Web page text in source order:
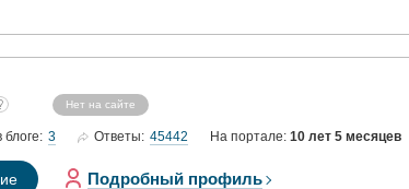
Нет на сайте
блоге: 3 Ответы: 45442 На портале: 10 лет 5 месяцев
Подробный профиль